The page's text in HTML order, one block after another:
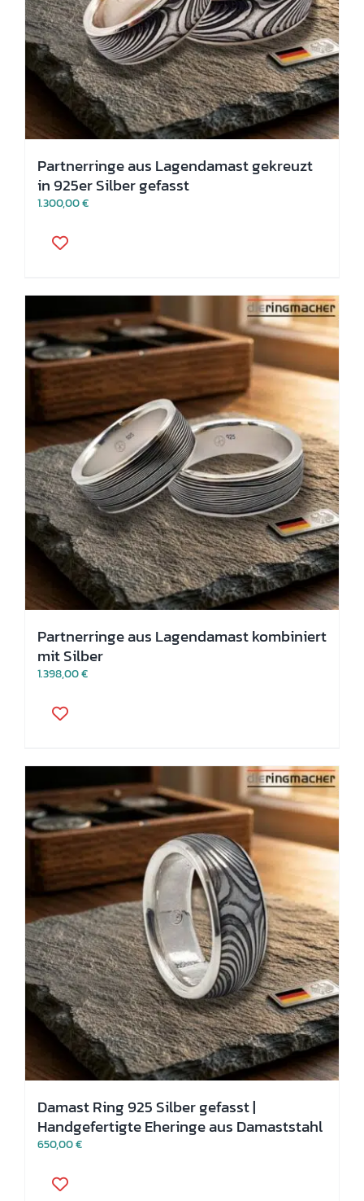
Partnerringe aus Lagendamast gekreuzt
in 925er Silber gefasst
1.300,00€
Produkt
Die
Optionen
können
auf
Produktseite
gewählt
werden
Partnerringe aus Lagendamast kombiniert
mit Silber
1.398,00€
Produkt
Die
Optionen
können
auf
Produktseite
gewählt
werden
Damast Ring 925 Silber gefasst |
Handgefertigte Eheringe aus Damaststahl
650,00€
Produkt